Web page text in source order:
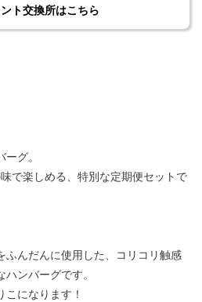
ト交換所はこちら
グ。
で楽しめる、特別な定期便セットで
ふんだんに使用した、コリコリ触感
ンバーグです。
になります！